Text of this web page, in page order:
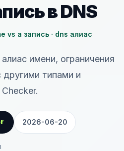
в DNS
vs a запись · dns алиас
имени, ограничения
другими типами и
2026-06-20